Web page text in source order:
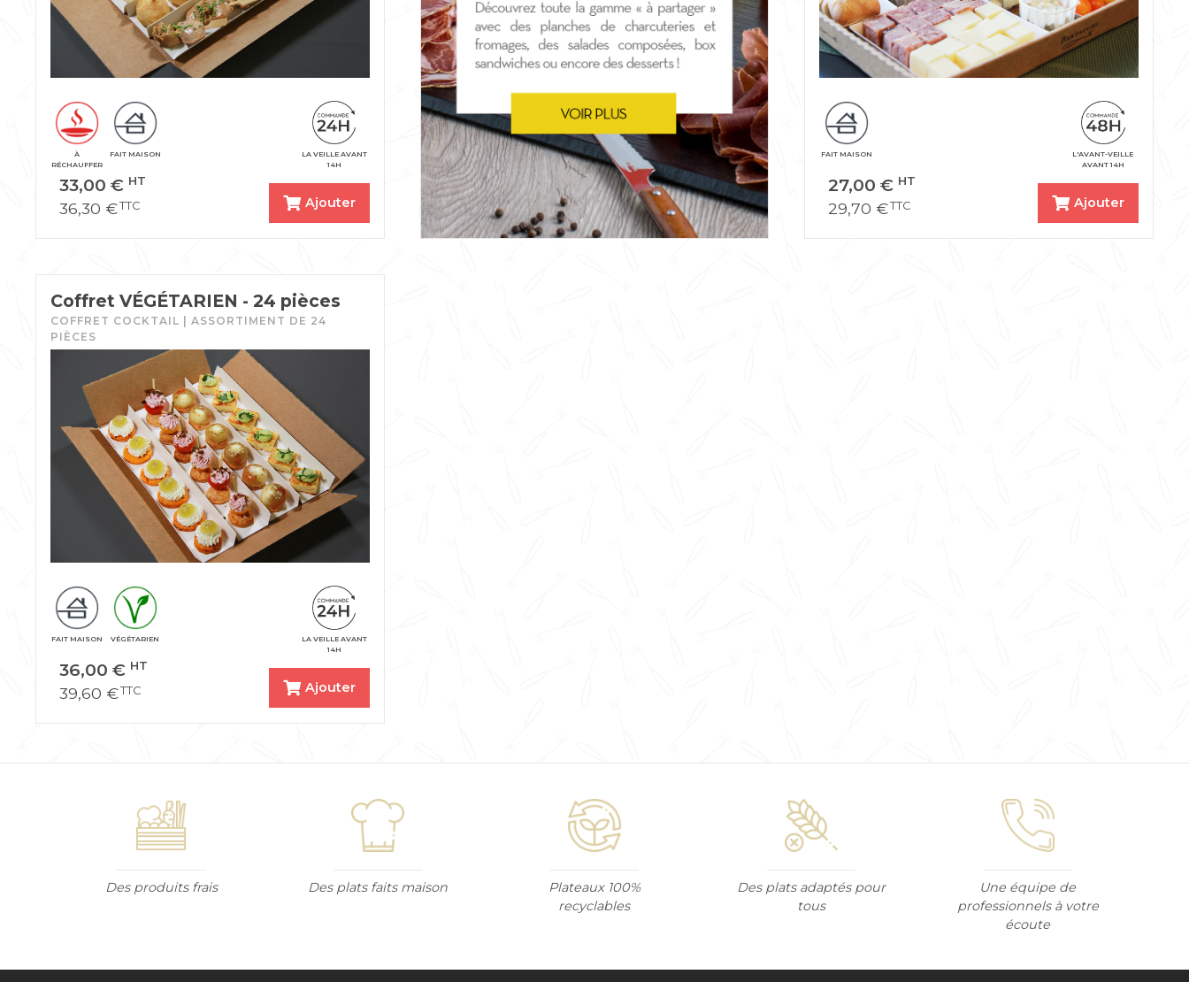
LA VEILLE AVANT
14H
À
RÉCHAUFFER
FAIT MAISON
33,00 € HT
36,30 €TTC Ajouter
L'AVANT-VEILLE
AVANT 14H
FAIT MAISON
27,00 € HT
29,70 €TTC Ajouter
Coffret VÉGÉTARIEN - 24 pièces
COFFRET COCKTAIL | ASSORTIMENT DE 24
PIÈCES
LA VEILLE AVANT
14H
FAIT MAISON VÉGÉTARIEN
36,00 € HT
39,60 €TTC Ajouter
Des produits frais Des plats faits maison
Plateaux 100%
recyclables
Des plats adaptés pour
tous
Une équipe de
professionnels à votre
écoute